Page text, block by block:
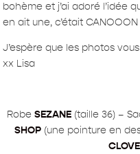
bohème et j’ai adoré l’idée
en ait une, c’était CANOOON
J’espère que les photos
xx Lisa
Robe SEZANE (taille 36) –
SHOP (une pointure en